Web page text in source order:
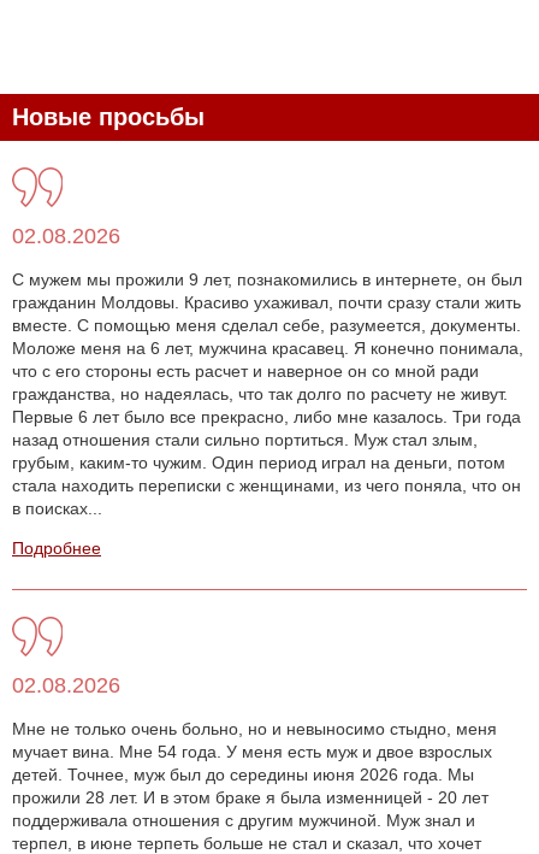
Новые просьбы
02.08.2026
С мужем мы прожили 9 лет, познакомились в интернете, он был
гражданин Молдовы. Красиво ухаживал, почти сразу стали жить
вместе. С помощью меня сделал себе, разумеется, документы.
Моложе меня на 6 лет, мужчина красавец. Я конечно понимала,
что с его стороны есть расчет и наверное он со мной ради
гражданства, но надеялась, что так долго по расчету не живут.
Первые 6 лет было все прекрасно, либо мне казалось. Три года
назад отношения стали сильно портиться. Муж стал злым,
грубым, каким-то чужим. Один период играл на деньги, потом
стала находить переписки с женщинами, из чего поняла, что он
в поисках...
Подробнее
02.08.2026
Мне не только очень больно, но и невыносимо стыдно, меня
мучает вина. Мне 54 года. У меня есть муж и двое взрослых
детей. Точнее, муж был до середины июня 2026 года. Мы
прожили 28 лет. И в этом браке я была изменницей - 20 лет
поддерживала отношения с другим мужчиной. Муж знал и
терпел, в июне терпеть больше не стал и сказал, что хочет